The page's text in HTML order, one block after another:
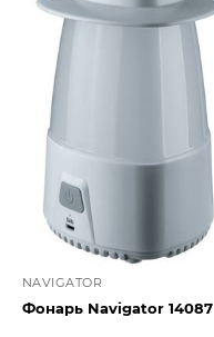
NAVIGATOR
Фонарь Navigator 14087